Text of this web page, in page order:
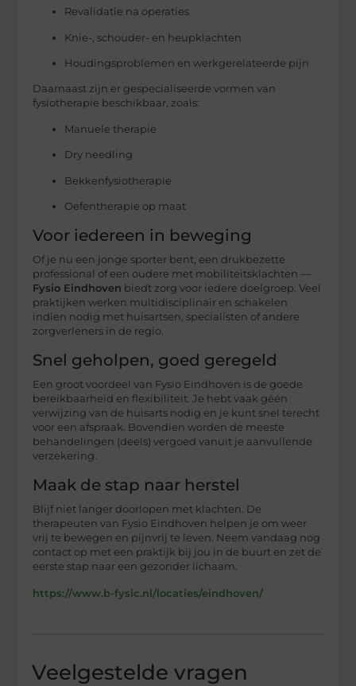
Revalidatie na operaties
Knie-, schouder- en heupklachten
Houdingsproblemen en werkgerelateerde pijn
Daarnaast zijn er gespecialiseerde vormen van
fysiotherapie beschikbaar, zoals:
Manuele therapie
Dry needling
Bekkenfysiotherapie
Oefentherapie op maat
Voor iedereen in beweging
Of je nu een jonge sporter bent, een drukbezette
professional of een oudere met mobiliteitsklachten —
Fysio Eindhoven biedt zorg voor iedere doelgroep. Veel
praktijken werken multidisciplinair en schakelen
indien nodig met huisartsen, specialisten of andere
zorgverleners in de regio.
Snel geholpen, goed geregeld
Een groot voordeel van Fysio Eindhoven is de goede
bereikbaarheid en flexibiliteit. Je hebt vaak géén
verwijzing van de huisarts nodig en je kunt snel terecht
voor een afspraak. Bovendien worden de meeste
behandelingen (deels) vergoed vanuit je aanvullende
verzekering.
Maak de stap naar herstel
Blijf niet langer doorlopen met klachten. De
therapeuten van Fysio Eindhoven helpen je om weer
vrij te bewegen en pijnvrij te leven. Neem vandaag nog
contact op met een praktijk bij jou in de buurt en zet de
eerste stap naar een gezonder lichaam.
https://www.b-fysic.nl/locaties/eindhoven/
Veelgestelde vragen